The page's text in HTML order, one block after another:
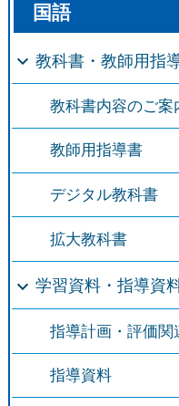
国語
教科書・教師用指
教科書内容のご案
教師用指導書
デジタル教科書
拡大教科書
学習資料・指導資
指導計画・評価関
指導資料